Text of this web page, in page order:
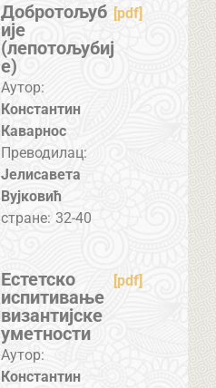
Добротољуб
ије
(лепотољубиј
е)
[pdf]
Аутор:
Константин
Каварнос
Преводилац:
Јелисавета
Вујковић
стране: 32-40
Естетско
испитивање
византијске
уметности
[pdf]
Аутор:
Константин